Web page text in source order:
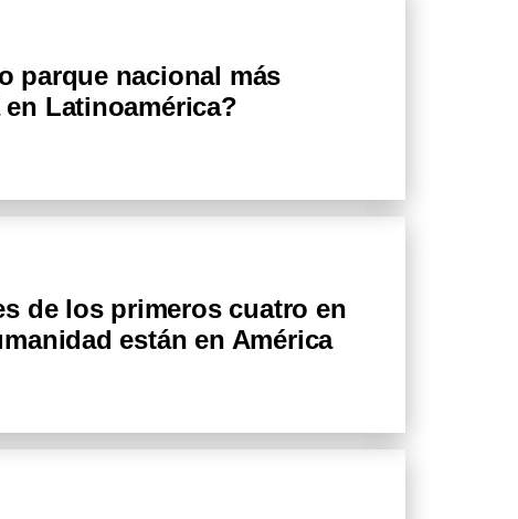
parque nacional más
Latinoamérica?
de los primeros cuatro en
están en América